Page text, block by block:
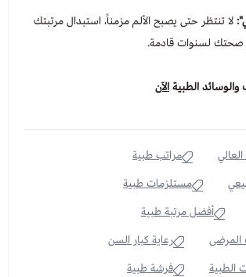
لا تنتظر حتى يصبح الألم مزمناً، استبدال مرتبتك
صحتك لسنوات قادمة.
الطبيةالآن
مراتب طبية
مستلزمات طبية
أفضل مرتبة طبية
رعاية كبار السن
الطبية
فرشة طبية